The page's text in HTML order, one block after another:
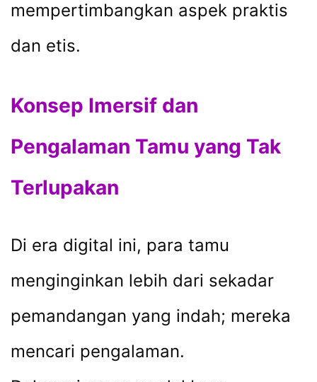
mempertimbangkan aspek praktis
dan etis.
Konsep Imersif dan
Pengalaman Tamu yang Tak
Terlupakan
Di era digital ini, para tamu
menginginkan lebih dari sekadar
pemandangan yang indah; mereka
mencari pengalaman.